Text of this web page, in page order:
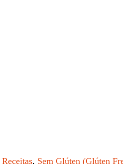
Receitas, Sem Glúten (Glúten